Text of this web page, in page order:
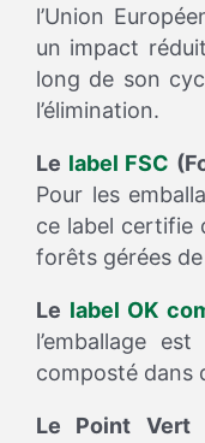
l’Union
un impact
long de son
l’élimination.
Le label FSC
Pour les
ce label certifie
forêts gérées
Le label OK
l’emballage
composté dans
Le Point Vert: